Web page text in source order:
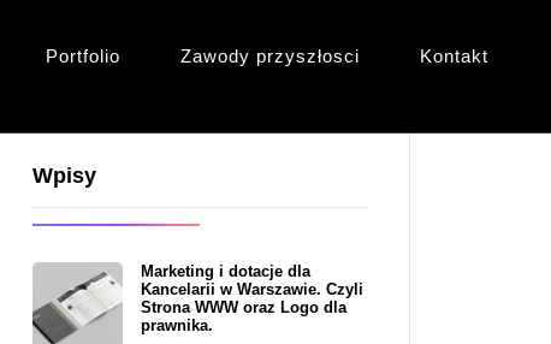
Portfolio Zawody przyszłosci Kontakt
Wpisy
Marketing i dotacje dla
Kancelarii w Warszawie. Czyli
Strona WWW oraz Logo dla
prawnika.